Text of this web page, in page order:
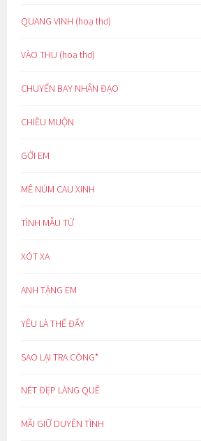
QUANG VINH (hoạ thơ)
VÀO THU (hoạ thơ)
CHUYẾN BAY NHÂN ĐẠO
CHIỀU MUỘN
GỞI EM
MÊ NÚM CAU XINH
TÌNH MẪU TỬ
XÓT XA
ANH TẶNG EM
YÊU LÀ THẾ ĐẤY
SAO LẠI TRA CÒNG*
NÉT ĐẸP LÀNG QUÊ
MÃI GIỮ DUYÊN TÌNH